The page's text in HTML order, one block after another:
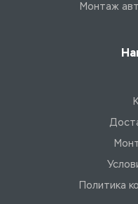
Монтаж
Политика